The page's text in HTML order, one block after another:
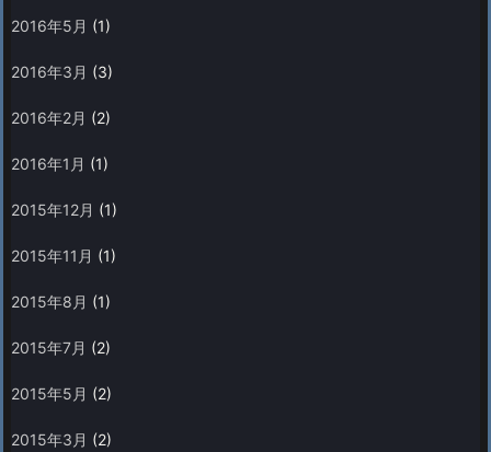
2016年5月 (1)
2016年3月 (3)
2016年2月 (2)
2016年1月 (1)
2015年12月 (1)
2015年11月 (1)
2015年8月 (1)
2015年7月 (2)
2015年5月 (2)
2015年3月 (2)